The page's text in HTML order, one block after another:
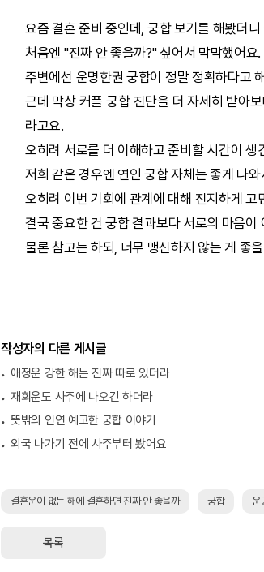
요즘 결혼 준비 중인데, 궁합보기를 해봤더니
처음엔 "진짜 안 좋을까?" 싶어서 막막했어요.
주변에선 운명한권 궁합이 정말 정확하다고
근데 막상 커플궁합진단을 더 자세히 받아
라고요.
오히려 서로를 더 이해하고 준비할 시간이 생
저희 같은 경우엔 연인궁합자체는 좋게 나와
오히려 이번 기회에 관계에 대해 진지하게 고
결국 중요한 건궁합결과보다 서로의 마음이
물론 참고는 하되, 너무 맹신하지 않는 게 좋
작성자의 다른 게시글
애정운 강한 해는 진짜 따로 있더라
재회운도 사주에 나오긴 하더라
뜻밖의 인연 예고한 궁합 이야기
외국 나가기 전에 사주부터 봤어요
결혼운이 없는 해에 결혼하면 진짜 안 좋을까 궁합 운
목록